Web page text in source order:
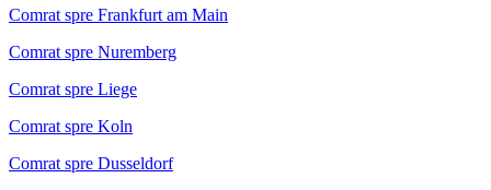
Comrat spre Frankfurt am Main
Comrat spre Nuremberg
Comrat spre Liege
Comrat spre Koln
Comrat spre Dusseldorf